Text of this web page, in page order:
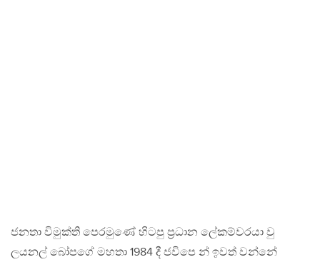
ජනතා විමුක්ති පෙරමුණේ හිටපු ප්‍රධාන ලේකම්වරයා වු
ලයනල් බෝපගේ මහතා 1984 දී ජවිපෙ න් ඉවත් වන්නේ